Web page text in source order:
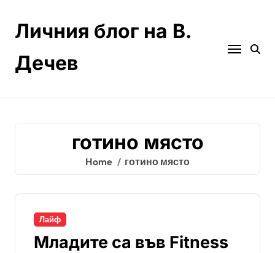
contentЛичния блог на В.
Дечев
готино място
Home готино място
Лайф
Младите са във Fitness